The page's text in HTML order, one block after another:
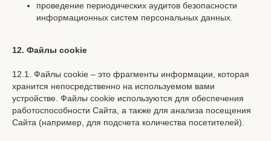
проведение периодических аудитов безопасности
информационных систем персональных данных.
12. Файлы cookie
12.1. Файлы cookie – это фрагменты информации, которая
хранится непосредственно на используемом вами
устройстве. Файлы cookie используются для обеспечения
работоспособности Сайта, а также для анализа посещения
Сайта (например, для подсчета количества посетителей).